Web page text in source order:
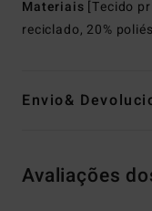
Materiais [Tecido
reciclado, 20%
Envio&
Avaliações